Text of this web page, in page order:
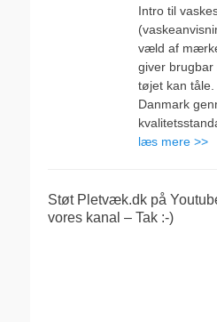
Intro til
væld af
giver brugbar
tøjet kan
Danmark
læs mere >>
Støt Pletvæk.dk på
vores kanal – Tak :-)